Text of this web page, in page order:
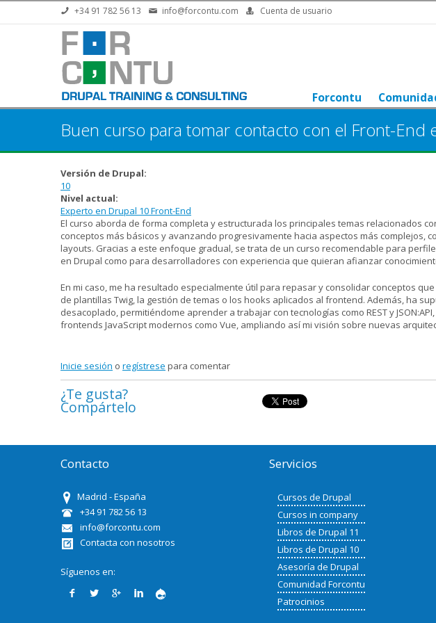
Pasar al contenido principal
+34 91 782 56 13 info@forcontu.com Cuenta de usuario
Forcontu
Buen curso para tomar contacto con el Front-End
Versión de Drupal:
10
Nivel actual:
Experto en Drupal 10 Front-End
El curso aborda de forma completa y estructurada los principales temas relacionados
conceptos más básicos y avanzando progresivamente hacia aspectos más complejos,
layouts. Gracias a este enfoque gradual, se trata de un curso recomendable para
en Drupal como para desarrolladores con experiencia que quieran afianzar
En mi caso, me ha resultado especialmente útil para repasar y consolidar conceptos
de plantillas Twig, la gestión de temas o los hooks aplicados al frontend. Además, ha
desacoplado, permitiéndome aprender a trabajar con tecnologías como REST y
frontends JavaScript modernos como Vue, ampliando así mi visión sobre nuevas
Inicie sesión o regístrese para comentar
¿Te gusta?
Compártelo
Contacto
Madrid - España
+34 91 782 56 13
info@forcontu.com
Contacta con nosotros
Síguenos en:
Servicios
Cursos de Drupal
Cursos in company
Libros de Drupal 11
Libros de Drupal 10
Asesoría de Drupal
Comunidad Forcontu
Patrocinios